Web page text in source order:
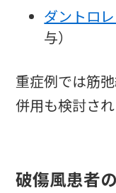
ダントロ
与）
重症例では筋
併用も検討され
破傷風患者